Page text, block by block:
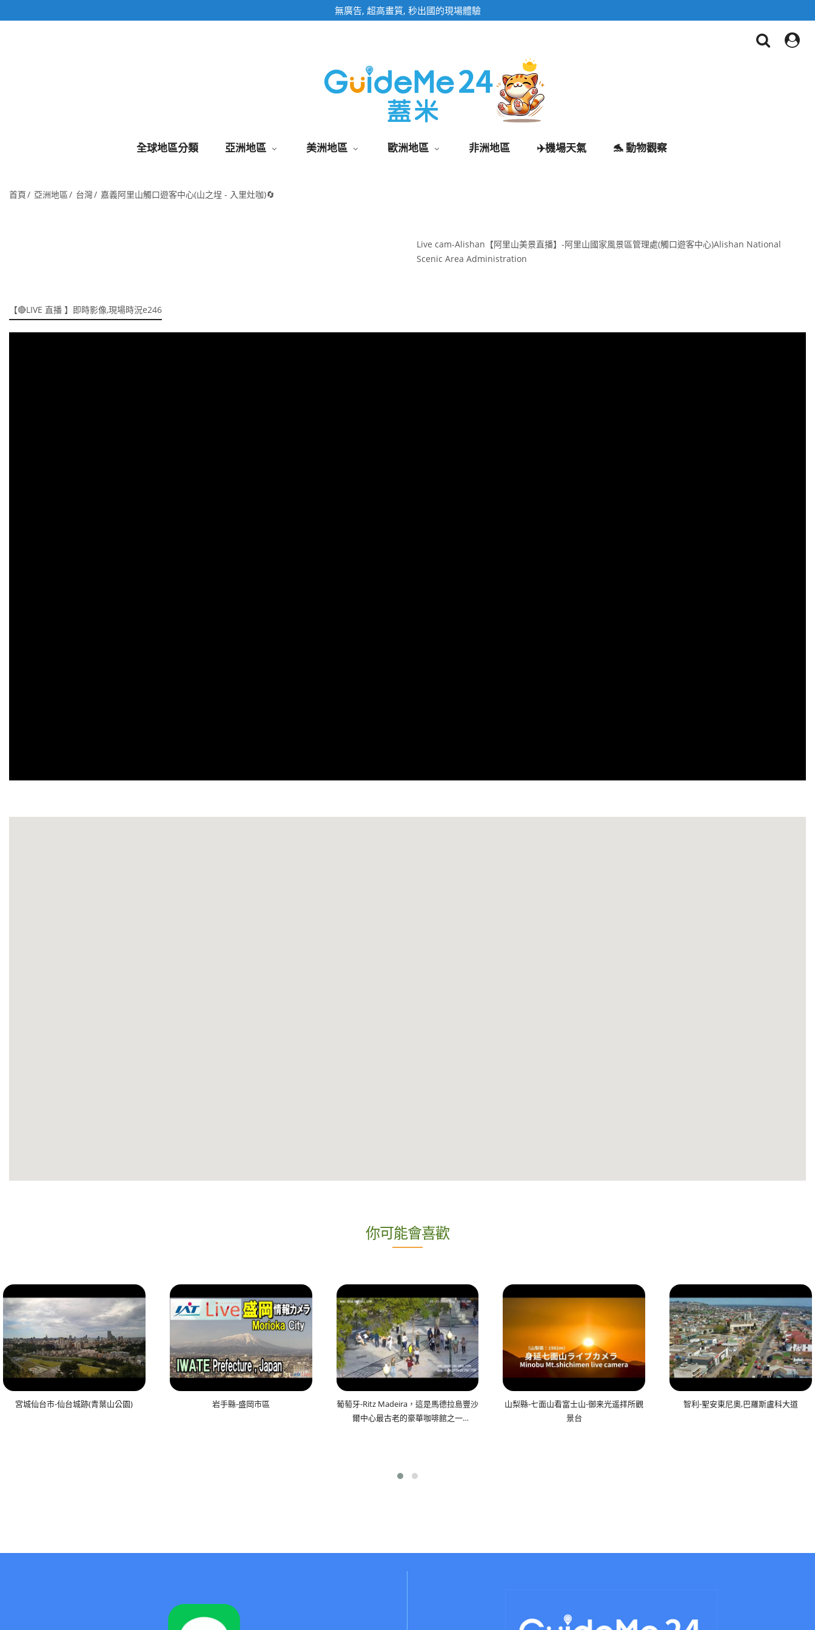
即時影像頁面為固定網址,加入桌面快速觀看
全球地區分類 亞洲地區 美洲地區 歐洲地區 非洲地區 ✈️機場天氣 🐬 動物觀察
首頁 亞洲地區 台灣 嘉義阿里山觸口遊客中心(山之埕 - 入里灶咖)🔄
Live cam-Alishan【阿里山美景直播】-阿里山國家風景區管理處(觸口遊客中心)Alishan National
Scenic Area Administration
【🔴LIVE 直播 】即時影像,現場時況e246
你可能會喜歡
宮城仙台市-仙台城跡(青葉山公園) 岩手縣-盛岡市區
葡萄牙-Ritz Madeira，這是馬德拉島豐沙
爾中心最古老的豪華咖啡館之一
山梨縣-七面山看富士山-御来光遥拝所觀
景台
智利-聖安東尼奧,巴羅斯盧科大道